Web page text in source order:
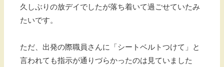
久しぶりの放デイでしたが落ち着いて過ごせていたみ
たいです。
ただ、出発の際職員さんに「シートベルトつけて」と
言われても指示が通りづらかったのは見ていました